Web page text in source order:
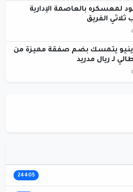
لمعسكره بالعاصمة الإدارية
الفريق
يتمسك بضم صفقة مميزة من
لـ ريال مدريد
24405